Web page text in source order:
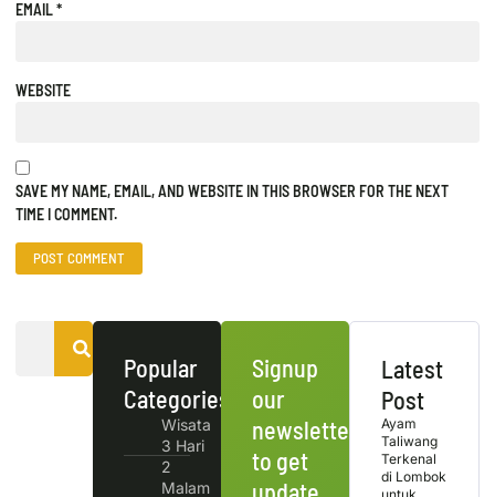
EMAIL*
WEBSITE
SAVE MY NAME, EMAIL, AND WEBSITE IN THIS BROWSER FOR THE NEXT
TIME I COMMENT.
Popular
Categories
Wisata
3 Hari
2
Malam
Signup
our
newsletter
to get
Latest
Post
Ayam
Taliwang
Terkenal
di Lombok